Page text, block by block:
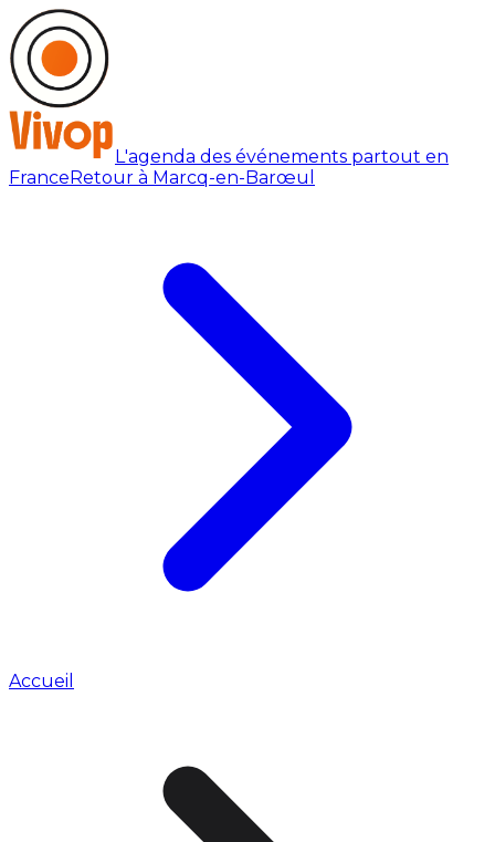
L'agenda des événements partout en
FranceRetour à Marcq-en-Barœul
Accueil